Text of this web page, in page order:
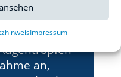
Impressum
Medizin
an,